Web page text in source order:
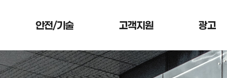
안전/기술 고객지원 광고